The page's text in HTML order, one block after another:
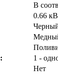
В
0.66 кВ
1 -
Нет